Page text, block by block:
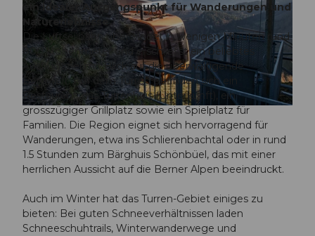
www.samuelbuettler.ch , Samuel Büttler Photographie
© Obwalden Tourismus OT AG, Fotograf; Samuel Büttler Photographie
ein idealer Ausgangspunkt für Wanderungen und
Naturerlebnisse.
Die Luftseilbahn überwindet in wenigen Minuten rund
800 Höhenmeter und erschliesst ein beliebtes
Ausflugsziel mit Blick auf die überwältigende
Bergwelt. Auf dem Turren befinden sich ein
Restaurant, das Turrenhuis (Unterkunft), ein
grosszügiger Grillplatz sowie ein Spielplatz für
Familien. Die Region eignet sich hervorragend für
Wanderungen, etwa ins Schlierenbachtal oder in rund
1.5 Stunden zum Bärghuis Schönbüel, das mit einer
herrlichen Aussicht auf die Berner Alpen beeindruckt.
Auch im Winter hat das Turren-Gebiet einiges zu
bieten: Bei guten Schneeverhältnissen laden
Schneeschuhtrails, Winterwanderwege und